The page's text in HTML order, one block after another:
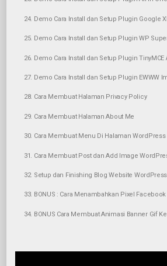
24. Demo Cara Install dan Setup Plugin Google
25. Demo Cara Install dan Setup Plugin WP
26. Demo Cara Install dan Setup Plugin TinyMCE
27. Demo Cara Install dan Setup Plugin EWWW
28. Cara Membuat Halaman Privacy Policy
29. Cara Membuat Halaman About Me
30. Cara Membuat Menu Di Halaman WordPress
31. Cara Membuat Post dan Add Image
32. Setup dan Finishing Blog Website
33. BONUS : Cara Menambahkan Pixel
34. BONUS Cara Membuat Animasi Banner Gif